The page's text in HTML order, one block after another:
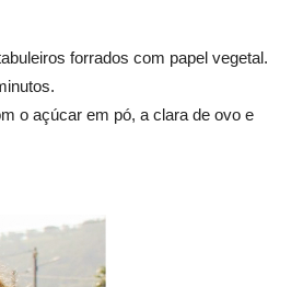
forrados com papel vegetal.
o açúcar em pó, a clara de ovo e